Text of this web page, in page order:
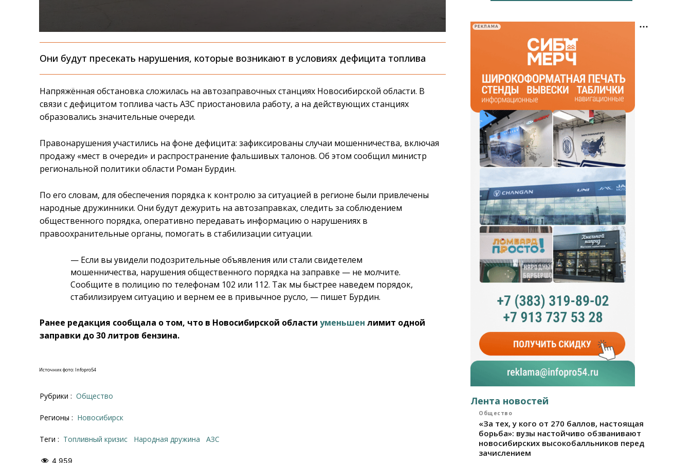
Они будут пресекать нарушения, которые возникают в условиях дефицита топлива
Напряжённая обстановка сложилась на автозаправочных станциях Новосибирской области. В
связи с дефицитом топлива часть АЗС приостановила работу, а на действующих станциях
образовались значительные очереди.
Правонарушения участились на фоне дефицита: зафиксированы случаи мошенничества, включая
продажу «мест в очереди» и распространение фальшивых талонов. Об этом сообщил министр
региональной политики области Роман Бурдин.
По его словам, для обеспечения порядка к контролю за ситуацией в регионе были привлечены
народные дружинники. Они будут дежурить на автозаправках, следить за соблюдением
общественного порядка, оперативно передавать информацию о нарушениях в
правоохранительные органы, помогать в стабилизации ситуации.
— Если вы увидели подозрительные объявления или стали свидетелем
мошенничества, нарушения общественного порядка на заправке — не молчите.
Сообщите в полицию по телефонам 102 или 112. Так мы быстрее наведем порядок,
стабилизируем ситуацию и вернем ее в привычное русло, — пишет Бурдин.
Ранее редакция сообщала о том, что в Новосибирской областиуменьшен лимит одной
заправки до 30 литров бензина.
Источник фото: Infopro54
Рубрики : Общество
Регионы : Новосибирск
Теги : топливный кризис народная дружина АЗС
4 959
РЕКЛАМА
Лента новостей
Общество
«За тех, у кого от 270 баллов, настоящая
борьба»: вузы настойчиво обзванивают
новосибирских высокобалльников перед
зачислением